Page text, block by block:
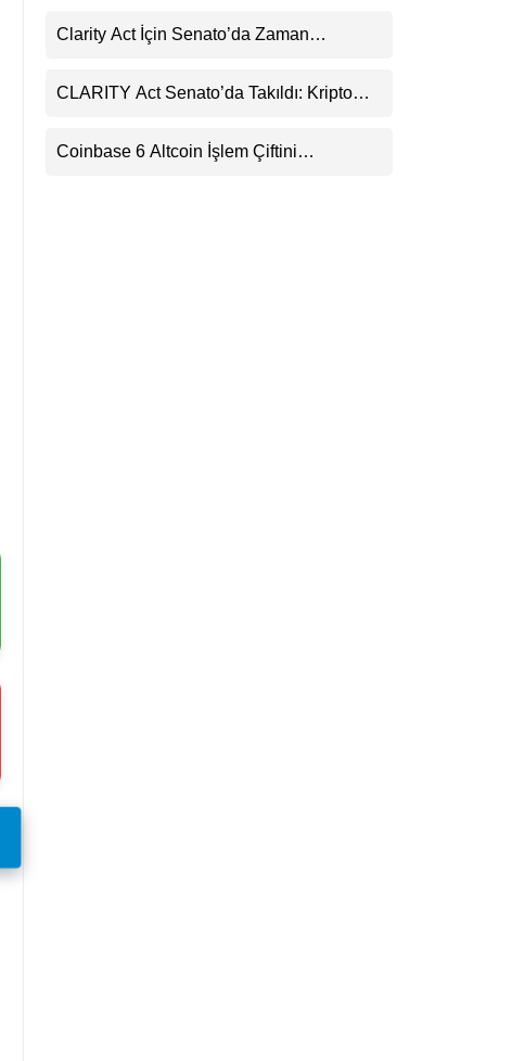
LinkedIn
Clarity Act İçin Senato’da Zaman
CLARITY Act Senato’da Takıldı: Kripto
Coinbase 6 Altcoin İşlem Çiftini